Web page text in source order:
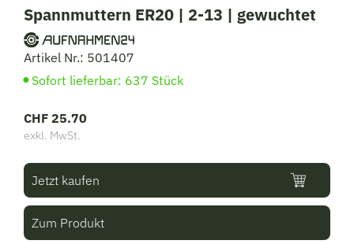
Spannmuttern ER20 | 2-13 | gewuchtet
CHF 25.70
exkl. MwSt.
Artikel Nr.: 501407
Sofort lieferbar: 637 Stück
Jetzt kaufen
Zum Produkt